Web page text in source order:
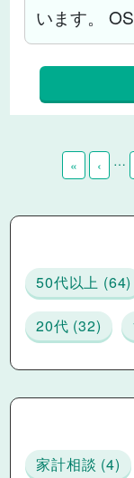
50代以上 (64)
20代 (32)
家計相談 (4)
います。
« ‹ …